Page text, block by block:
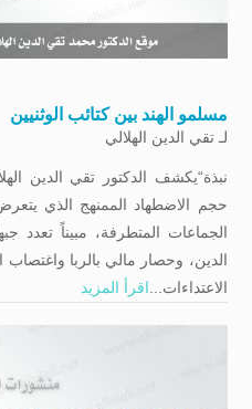
مسلمو الهند بین كتائب الوثنیین
لـتقي الدين الهلالي
نبذة“يكشف الدكتور تقي الدين
حجم الاضطهاد الممنهج الذي
الجماعات المتطرفة، مبيناً
الدين، وحصار مالي بالربا
الاعتداءات...اقرأ المزيد